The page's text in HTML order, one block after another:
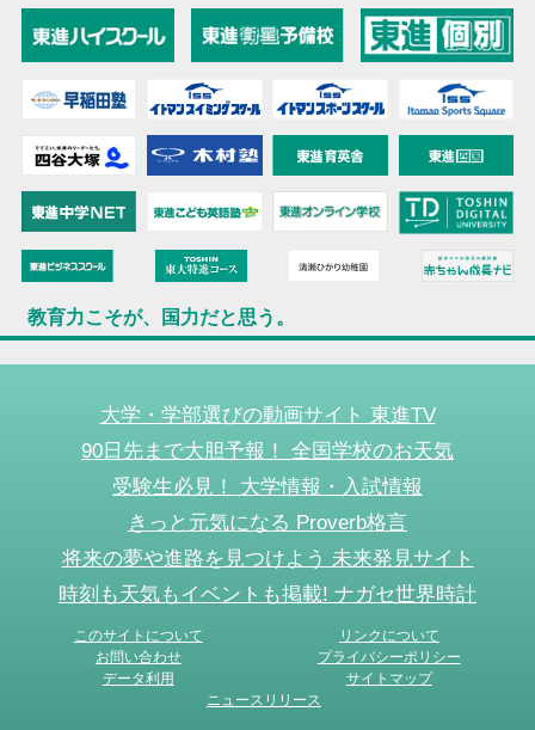
教育力こそが、国力だと思う。
大学・学部選びの動画サイト 東進TV
90日先まで大胆予報！ 全国学校のお天気
受験生必見！ 大学情報・入試情報
きっと元気になる Proverb格言
将来の夢や進路を見つけよう 未来発見サイト
時刻も天気もイベントも掲載! ナガセ世界時計
このサイトについて
リンクについて
お問い合わせ
プライバシーポリシー
データ利用
サイトマップ
ニュースリリース